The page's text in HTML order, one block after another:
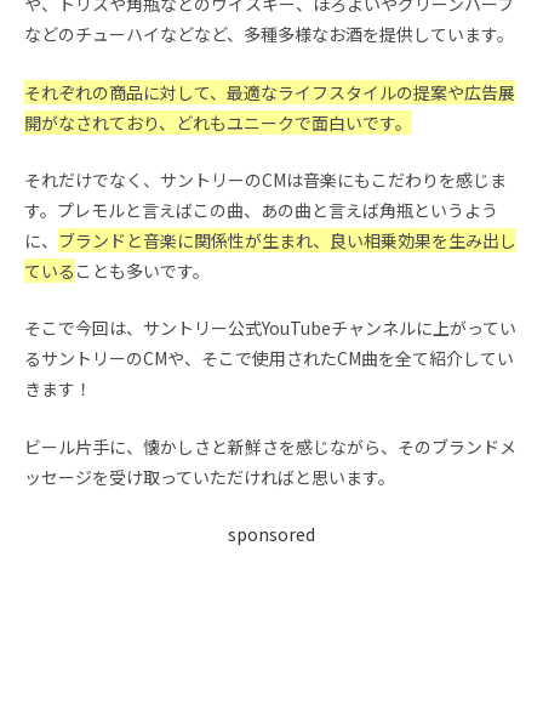
などのチューハイなどなど、多種多様なお酒を提供しています。
それぞれの商品に対して、最適なライフスタイルの提案や広告展
開がなされており、どれもユニークで面白いです。
それだけでなく、サントリーのCMは音楽にもこだわりを感じま
す。プレモルと言えばこの曲、あの曲と言えば角瓶というよう
に、 ブランドと音楽に関係性が生まれ、良い相乗効果を生み出し
ている ことも多いです。
そこで今回は、サントリー公式YouTubeチャンネルに上がってい
るサントリーのCMや、そこで使用されたCM曲を全て紹介してい
きます！
ビール片手に、懐かしさと新鮮さを感じながら、そのブランドメ
ッセージを受け取っていただければと思います。
sponsored